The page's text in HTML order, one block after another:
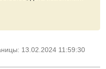
13.02.2024 11:59:30